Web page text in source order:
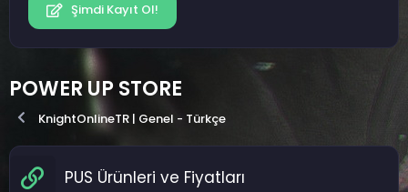
Şimdi Kayıt Ol!
POWER UP STORE
KnightOnlineTR | Genel - Türkçe
PUS Ürünleri ve Fiyatları